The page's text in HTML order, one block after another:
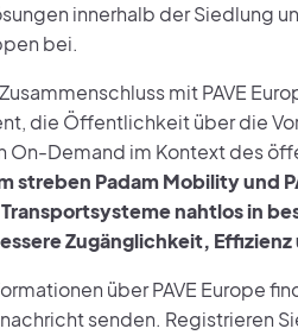
innerhalb der Siedlung
bei.
mit PAVE
die Öffentlichkeit über die
On-Demand im Kontext des
streben Padam Mobility und
nahtlos in
Zugänglichkeit,
über PAVE Europe
senden. Registrieren